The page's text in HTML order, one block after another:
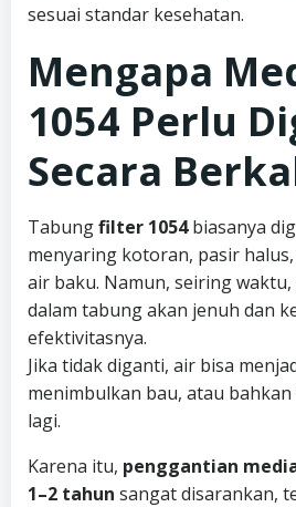
sesuai standar kesehatan.
Mengapa
1054 Perlu
Secara
Tabungfilter 1054biasanya
menyaring kotoran, pasir
air baku. Namun, seiring
dalam tabung akan jenuh dan
efektivitasnya.
Jika tidak diganti, air bisa
menimbulkan bau, atau
lagi.
Karena itu, penggantian
1–2 tahun sangat disarankan,